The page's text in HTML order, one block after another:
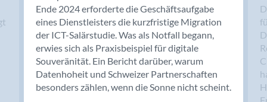
Bendern
Benken (SG)
Bergdietikon
Berlin
Bern
Bern - Liebefeld
Ende 2024 erforderte die Geschäftsaufgabe
eines Dienstleisters die kurzfristige Migration
der ICT-Salärstudie. Was als Notfall begann,
erwies sich als Praxisbeispiel für digitale
Souveränität. Ein Bericht darüber, warum
Datenhoheit und Schweizer Partnerschaften
besonders zählen, wenn die Sonne nicht scheint.